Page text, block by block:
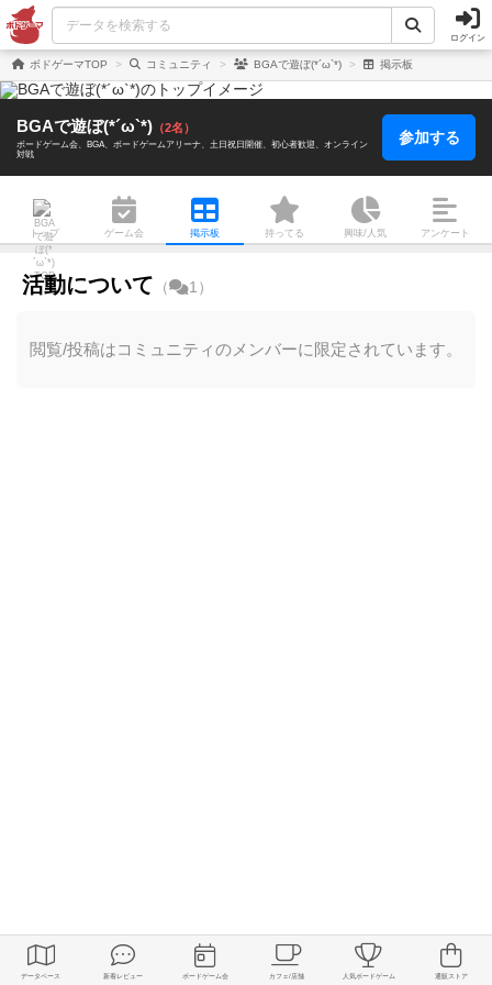
ログイン
ボドゲーマTOP コミュニティ BGAで遊ぼ(*´ω`*) 掲示板
BGAで遊ぼ(*´ω`*) （2名）
ボードゲーム会 BGA ボードゲームアリーナ 土日祝日開催 初心者歓迎
オンライン
対戦
参加する
トップ ゲーム会 掲示板 持ってる 興味/人気 アンケート
活動について （ 1）
閲覧/投稿はコミュニティのメンバーに限定されています。